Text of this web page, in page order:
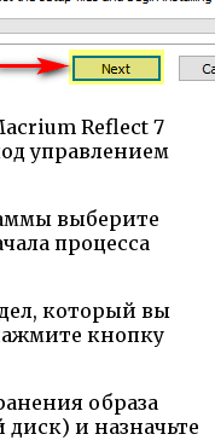
Reflect 7
управлением
выберите
процесса
который вы
кнопку
образа
и назначьте